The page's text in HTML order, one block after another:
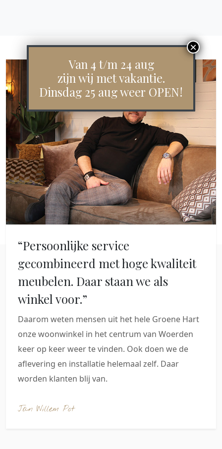
“Persoonlijke service
gecombineerd met hoge kwaliteit
meubelen. Daar staan we als
winkel voor.”
Daarom weten mensen uit het hele Groene Hart
onze woonwinkel in het centrum van Woerden
keer op keer weer te vinden. Ook doen we de
aflevering en installatie helemaal zelf. Daar
worden klanten blij van.
Jan Willem Pot
Van 4 t/m 24 aug
zijn wij met vakantie.
Dinsdag 25 aug weer OPEN!